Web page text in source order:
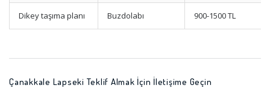
Dikey taşıma planı Buzdolabı 900-1500 TL
Çanakkale Lapseki Teklif Almak İçin İletişime Geçin